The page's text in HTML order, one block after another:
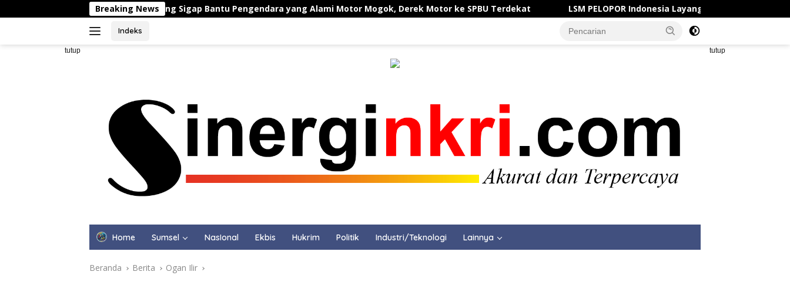
ke
Breaking News
Satlantas Polresta Karawang Sigap Bantu Pengendara yang Alami Motor Mogok, Derek Motor ke SPBU Terdekat LSM PELOPOR Indonesia Layangkan Surat Cinta Manajemen
Indeks
tutup tutup
Home Sumsel NasIonal Ekbis Hukrim Politik Industri/Teknologi Lainnya
Beranda Berita Ogan Ilir